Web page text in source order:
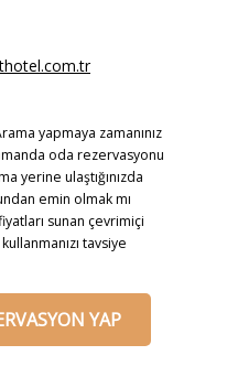
yapmaya zamanınız
oda rezervasyonu
yerine ulaştığınızda
emin olmak mı
sunan çevrimiçi
tavsiye
YAP